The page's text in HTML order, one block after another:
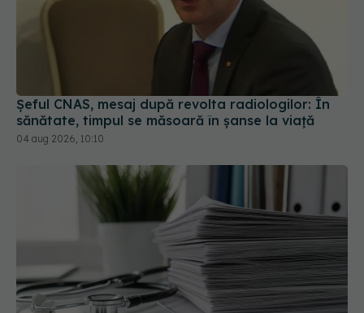
Șeful CNAS, mesaj după revolta radiologilor: În
sănătate, timpul se măsoară în șanse la viață
04 aug 2026, 10:10